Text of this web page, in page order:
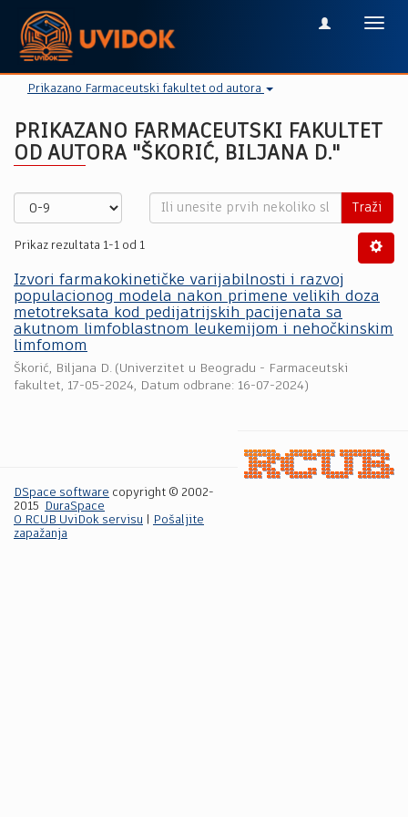
Prikazano Farmaceutski fakultet od autora
PRIKAZANO FARMACEUTSKI FAKULTET
OD AUTORA "ŠKORIĆ, BILJANA D."
Traži
Prikaz rezultata 1-1 od 1
Izvori farmakokinetičke varijabilnosti i razvoj
populacionog modela nakon primene velikih doza
metotreksata kod pedijatrijskih pacijenata sa
akutnom limfoblastnom leukemijom i nehočkinskim
limfomom
Škorić, Biljana D. (Univerzitet u Beogradu - Farmaceutski
fakultet, 17-05-2024, Datum odbrane: 16-07-2024)
DSpace software copyright © 2002-
2015
DuraSpace
O RCUB UviDok servisu
Pošaljite
zapažanja